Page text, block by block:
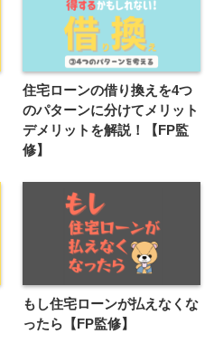
住宅ローンの借り換えを4つ
のパターンに分けてメリット
デメリットを解説！【FP監
修】
もし住宅ローンが払えなくな
ったら【FP監修】